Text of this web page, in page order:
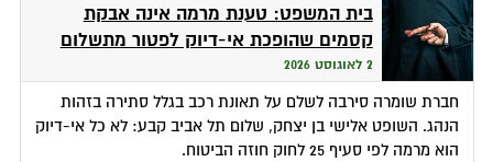
בית המשפט: טענת מרמה אינה אבקת
קסמים שהופכת אי-דיוק לפטור מתשלום
2 לאוגוסט 2026
חברת שומרה סירבה לשלם על תאונת רכב בגלל סתירה בזהות
הנהג. השופט אלישי בן יצחק, שלום תל אביב קבע: לא כל אי-דיוק
הוא מרמה לפי סעיף 25 לחוק חוזה הביטוח.